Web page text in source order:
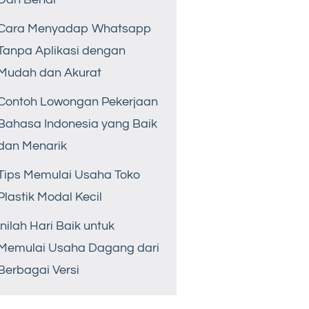
Menyadap Whatsapp
Aplikasi dengan
dan Akurat
Lowongan Pekerjaan
Indonesia yang Baik
Menarik
Memulai Usaha Toko
Modal Kecil
Hari Baik untuk
Usaha Dagang dari
Versi